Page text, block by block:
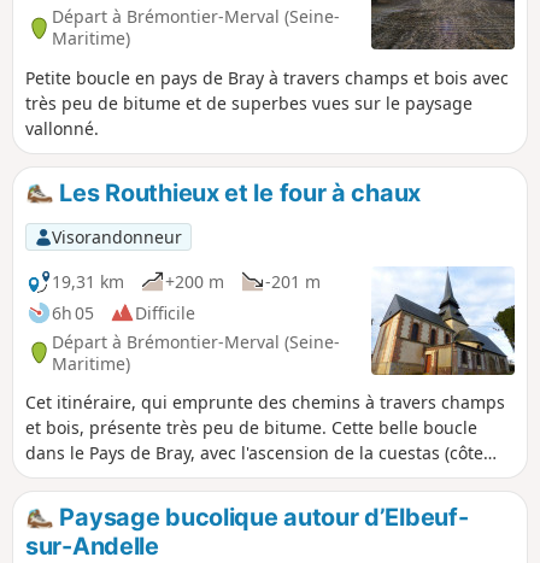
Départ à Brémontier-Merval (Seine-
Maritime)
Petite boucle en pays de Bray à travers champs et bois avec
très peu de bitume et de superbes vues sur le paysage
vallonné.
Les Routhieux et le four à chaux
Visorandonneur
19,31 km
+200 m
-201 m
6h 05
Difficile
Départ à Brémontier-Merval (Seine-
Maritime)
Cet itinéraire, qui emprunte des chemins à travers champs
et bois, présente très peu de bitume. Cette belle boucle
dans le Pays de Bray, avec l'ascension de la cuestas (côte
crayeuse et abrupte), vous fait découvrir des panoramas
magnifiques et ses marnières en activités.
Paysage bucolique autour d’Elbeuf-
sur-Andelle